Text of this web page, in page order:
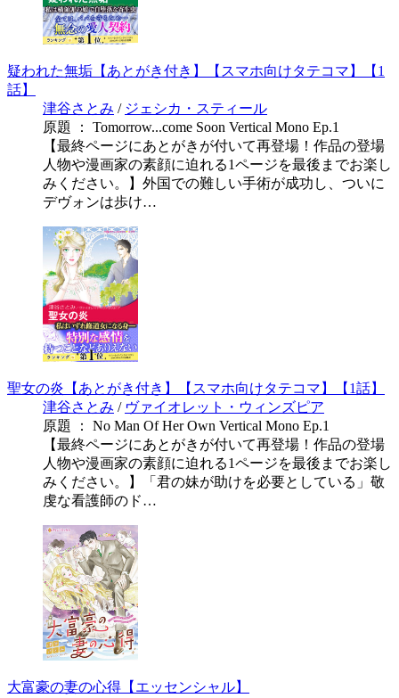
疑われた無垢【あとがき付き】【スマホ向けタテコマ】【1
話】
津谷さとみ / ジェシカ・スティール
原題 ： Tomorrow...come Soon Vertical Mono Ep.1
【最終ページにあとがきが付いて再登場！作品の登場
人物や漫画家の素顔に迫れる1ページを最後までお楽し
みください。】外国での難しい手術が成功し、ついに
デヴォンは歩け…
聖女の炎【あとがき付き】【スマホ向けタテコマ】【1話】
津谷さとみ / ヴァイオレット・ウィンズピア
原題 ： No Man Of Her Own Vertical Mono Ep.1
【最終ページにあとがきが付いて再登場！作品の登場
人物や漫画家の素顔に迫れる1ページを最後までお楽し
みください。】「君の妹が助けを必要としている」敬
虔な看護師のド…
大富豪の妻の心得【エッセンシャル】